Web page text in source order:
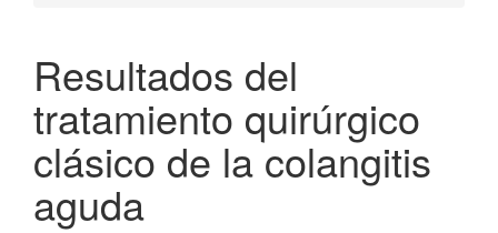
Resultados del
tratamiento quirúrgico
clásico de la colangitis
aguda